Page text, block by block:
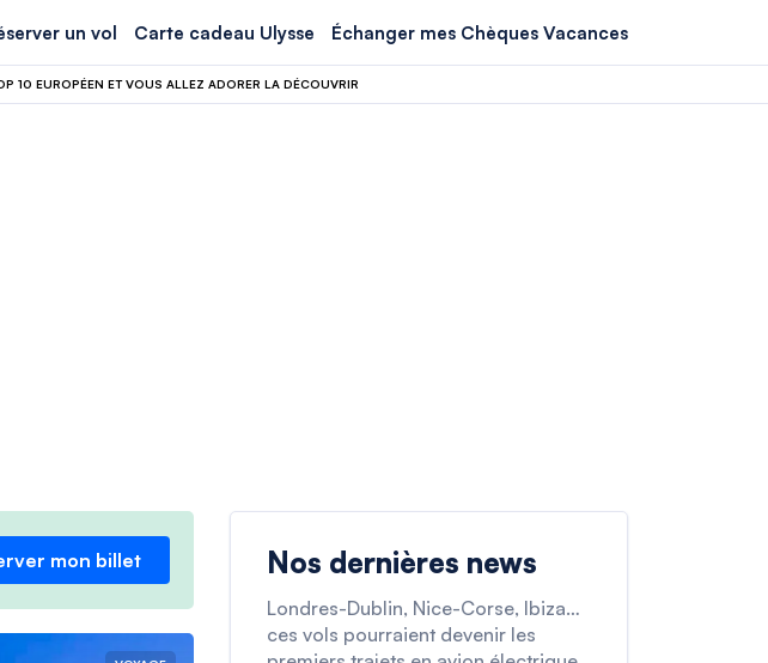
un vol Carte cadeau Ulysse Échanger mes Chèques Vacances
10 EUROPÉEN ET VOUS ALLEZ ADORER LA DÉCOUVRIR
mon billet Nos dernières news
Londres-Dublin, Nice-Corse, Ibiza…
ces vols pourraient devenir les